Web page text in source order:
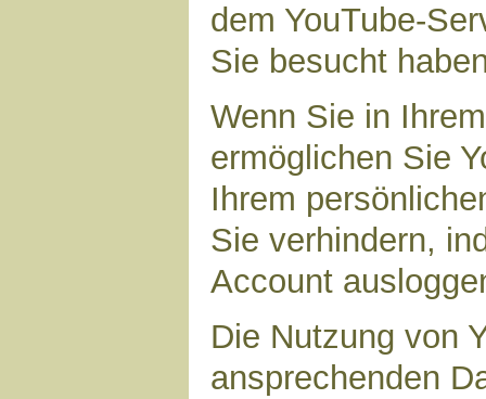
dem YouTube-
Sie besucht
Wenn Sie in
ermöglichen Sie
Ihrem
Sie verhindern,
Account
Die Nutzung von
ansprechenden